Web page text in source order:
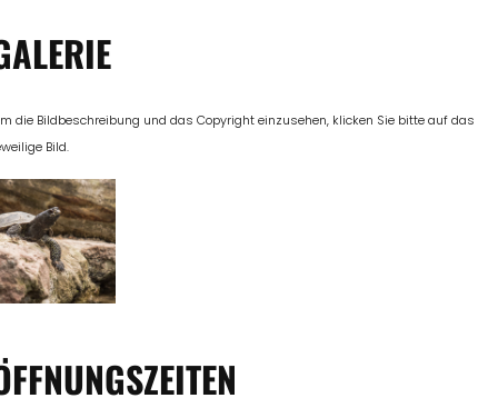
die Bildbeschreibung und das Copyright einzusehen, klicken Sie bitte auf das
Bild.